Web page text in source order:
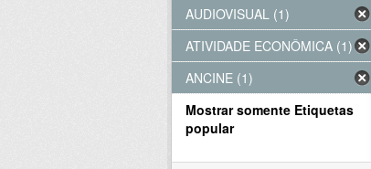
AUDIOVISUAL (1)
ATIVIDADE ECONÔMICA (1)
ANCINE (1)
Mostrar somente Etiquetas
popular